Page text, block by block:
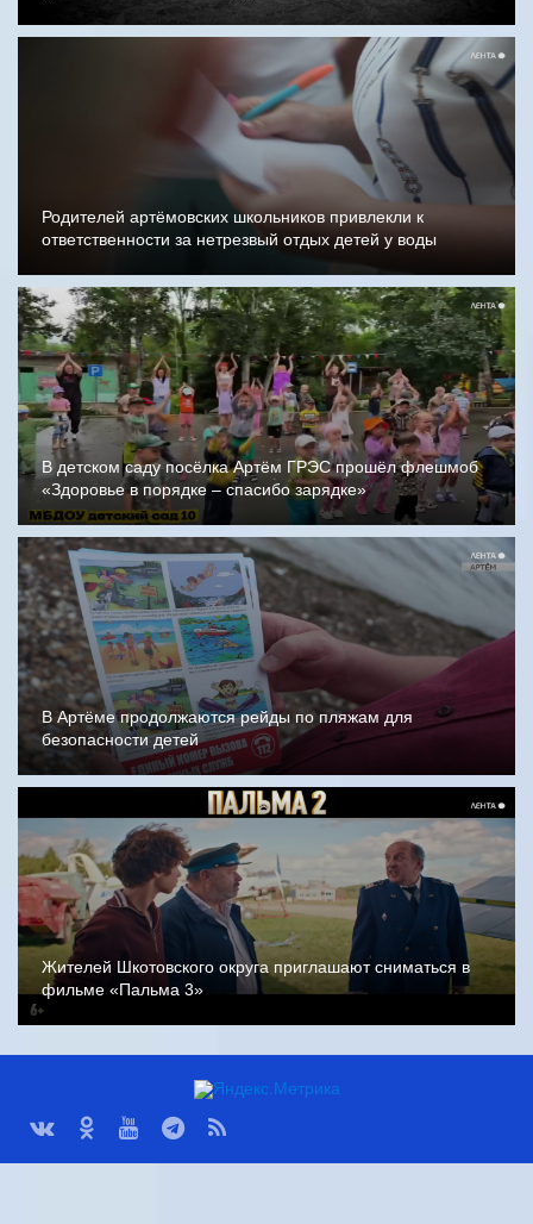
Родителей артёмовских школьников привлекли к
ответственности за нетрезвый отдых детей у воды
В детском саду посёлка Артём ГРЭС прошёл флешмоб
«Здоровье в порядке – спасибо зарядке»
В Артёме продолжаются рейды по пляжам для
безопасности детей
Жителей Шкотовского округа приглашают сниматься в
фильме «Пальма 3»